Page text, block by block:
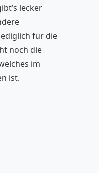
lecker
für die
noch die
im
ist.